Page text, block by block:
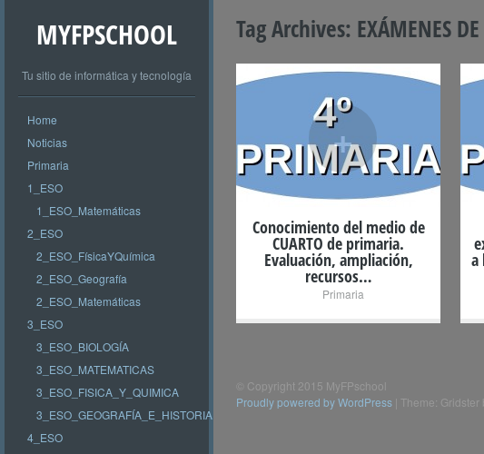
MYFPSCHOOL
Tu sitio de informática y tecnología
Home
Noticias
Primaria
1_ESO
1_ESO_Matemáticas
2_ESO
2_ESO_FísicaYQuímica
2_ESO_Geografía
2_ESO_Matemáticas
3_ESO
3_ESO_BIOLOGÍA
3_ESO_MATEMATICAS
3_ESO_FISICA_Y_QUIMICA
3_ESO_GEOGRAFÍA_E_HISTORIA
4_ESO
Tag Archives: EXÁMENES
+
Conocimiento del medio de
CUARTO de primaria.
Evaluación, ampliación,
recursos…
Primaria
a
© Copyright 2015 MyFPschool
Proudly powered by WordPress Theme: Gridster